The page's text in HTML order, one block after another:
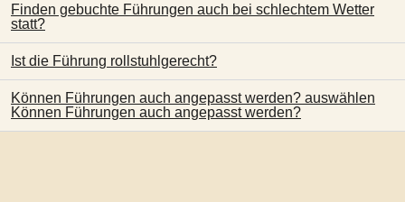
Finden gebuchte Führungen auch bei schlechtem Wetter
statt?
Ist die Führung rollstuhlgerecht?
Können Führungen auch angepasst werden? auswählen
Können Führungen auch angepasst werden?